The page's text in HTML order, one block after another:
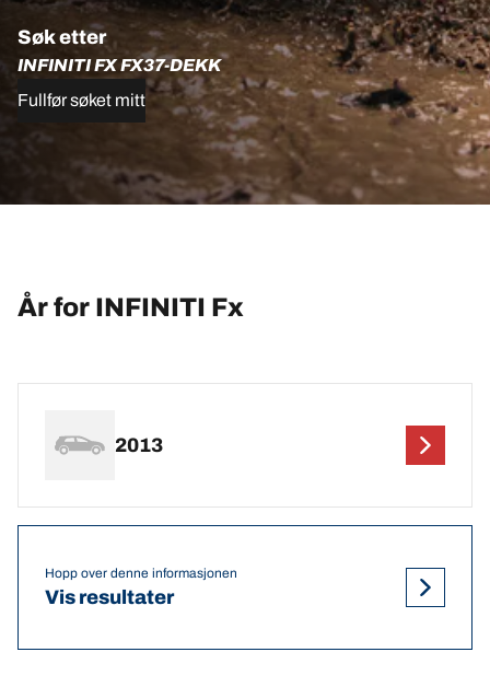
Søk etter
INFINITI FX FX37-DEKK
Fullfør søket mitt
År for INFINITI Fx
2013
Hopp over denne informasjonen
Vis resultater